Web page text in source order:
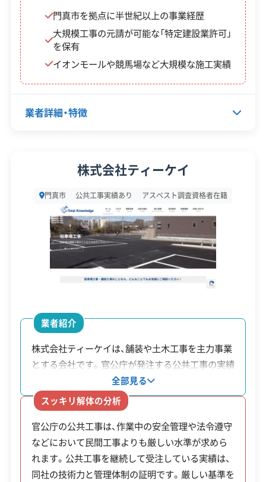
事
費
1/2
補助金の申請は、必ず工事の契約や着工の前に済ま
はいくつか注意点があります。
※制度の最新情報や申請様式は、必ず自治体の公式
サイトをご確認ください。
門真市の公式サイトで詳細を見る
市のクリーンセンターは建築廃材を受け入れ
ていないため、解体工事で出た廃棄物は、許可
を持つ専門業者による適正な処理が法律で義
務付けられています。
門真市の解体工事で出る木くず、コンクリートガ
兵庫県知事：第02803232563号
奈良県知事：第02900232563号
この解体業者の特徴
企業経
験・規模
創業30年以上
策・リス
ク管理
工事賠償責任保険
違反歴なし
現場清掃
顧客対
応・サー
ビス
自社ホームページ
無料見積もり
不要品回収
不動産取引
土地活用
建設リサイクル届
近隣挨拶 土対応
門真市を拠点に半世紀以上の事業経歴
大規模工事の元請が可能な「特定建設業許可」
を保有
イオンモールや競馬場など大規模な施工実績
業者詳細・特徴
2001年5月1日
資本金 2,000万円
06-6903-3200
営業日
建物構造 木造 鉄骨造 RC造
対応業務
産業廃棄物収集運搬業
土木工事業
外構工事業
公式HP 公式サイトを見る
許可番号
【建設業許可】
株式会社ティーケイ
門真市 公共工事実績あり アスベスト調査資格者在籍
業者紹介
株式会社ティーケイは、舗装や土木工事を主力事業
とする会社です。官公庁が発注する公共工事の実績
を数多く持ち、その高い技術水準と安全管理基準を
一般的な解体工事にも活かしています。解体後の土
地を駐車場や更地として整備する工程までまとめ
て任せられます。
全部見る
スッキリ解体の分析
官公庁の公共工事は、作業中の安全管理や法令遵守
などにおいて民間工事よりも厳しい水準が求めら
れます。公共工事を継続して受注している実績は、
同社の技術力と管理体制の証明です。厳しい基準を